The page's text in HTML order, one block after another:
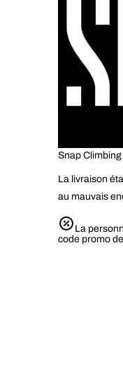
Snap Climbing
La livraison
au mauvais
La
code promo